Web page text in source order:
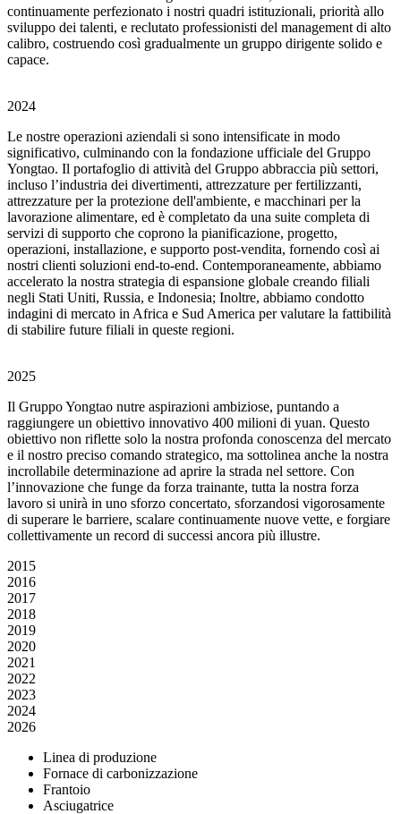
continuamente perfezionato i nostri quadri istituzionali, priorità allo
sviluppo dei talenti, e reclutato professionisti del management di alto
calibro, costruendo così gradualmente un gruppo dirigente solido e
capace.
2024
Le nostre operazioni aziendali si sono intensificate in modo
significativo, culminando con la fondazione ufficiale del Gruppo
Yongtao. Il portafoglio di attività del Gruppo abbraccia più settori,
incluso l’industria dei divertimenti, attrezzature per fertilizzanti,
attrezzature per la protezione dell'ambiente, e macchinari per la
lavorazione alimentare, ed è completato da una suite completa di
servizi di supporto che coprono la pianificazione, progetto,
operazioni, installazione, e supporto post-vendita, fornendo così ai
nostri clienti soluzioni end-to-end. Contemporaneamente, abbiamo
accelerato la nostra strategia di espansione globale creando filiali
negli Stati Uniti, Russia, e Indonesia; Inoltre, abbiamo condotto
indagini di mercato in Africa e Sud America per valutare la fattibilità
di stabilire future filiali in queste regioni.
2025
Il Gruppo Yongtao nutre aspirazioni ambiziose, puntando a
raggiungere un obiettivo innovativo 400 milioni di yuan. Questo
obiettivo non riflette solo la nostra profonda conoscenza del mercato
e il nostro preciso comando strategico, ma sottolinea anche la nostra
incrollabile determinazione ad aprire la strada nel settore. Con
l’innovazione che funge da forza trainante, tutta la nostra forza
lavoro si unirà in uno sforzo concertato, sforzandosi vigorosamente
di superare le barriere, scalare continuamente nuove vette, e forgiare
collettivamente un record di successi ancora più illustre.
2015
2016
2017
2018
2019
2020
2021
2022
2023
2024
2026
Linea di produzione
Fornace di carbonizzazione
Frantoio
Asciugatrice